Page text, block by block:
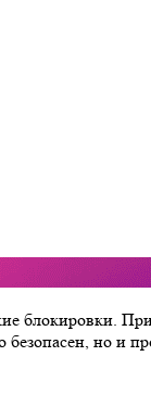
блокировки.
но и